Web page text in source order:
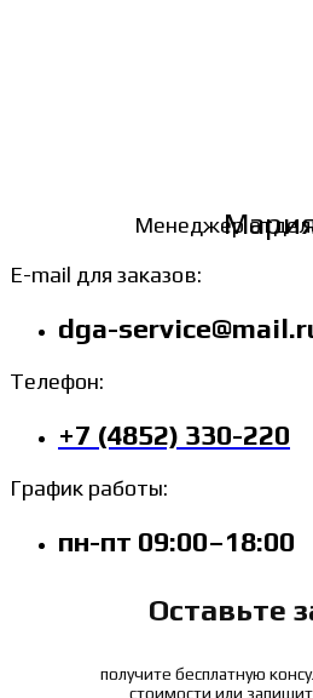
Менеджер
E-mail для заказов:
dga-
Телефон:
+7 (4852) 330-220
График работы:
пн-пт 09:00–18:00
Оставьте
получите бесплатную
стоимости или